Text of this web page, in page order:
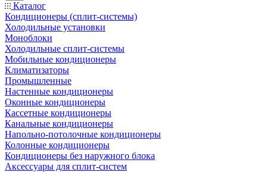
Каталог
Кондиционеры (сплит-системы)
Холодильные установки
Моноблоки
Холодильные сплит-системы
Мобильные кондиционеры
Климатизаторы
Промышленные
Настенные кондиционеры
Оконные кондиционеры
Кассетные кондиционеры
Канальные кондиционеры
Напольно-потолочные кондиционеры
Колонные кондиционеры
Кондиционеры без наружного блока
Аксессуары для сплит-систем